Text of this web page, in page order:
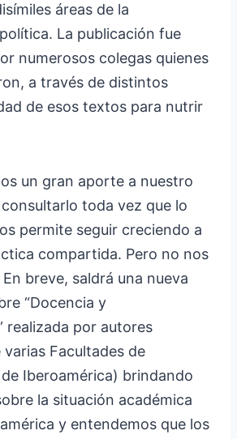
áreas de la
La publicación fue
numerosos colegas quienes
a través de distintos
de esos textos para nutrir
un gran aporte a nuestro
toda vez que lo
permite seguir creciendo a
compartida. Pero no nos
breve, saldrá una nueva
“Docencia y
realizada por autores
Facultades de
Iberoamérica) brindando
la situación académica
y entendemos que los